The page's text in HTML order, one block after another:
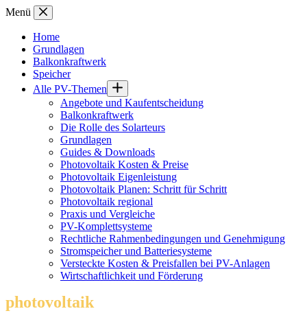
Zum
springen
Menü
Home
Grundlagen
Balkonkraftwerk
Speicher
Alle PV-Themen
Angebote und Kaufentscheidung
Balkonkraftwerk
Die Rolle des Solarteurs
Grundlagen
Guides & Downloads
Photovoltaik Kosten & Preise
Photovoltaik Eigenleistung
Photovoltaik Planen: Schritt für Schritt
Photovoltaik regional
Praxis und Vergleiche
PV-Komplettsysteme
Rechtliche Rahmenbedingungen und Genehmigung
Stromspeicher und Batteriesysteme
Versteckte Kosten & Preisfallen bei PV-Anlagen
Wirtschaftlichkeit und Förderung
photovoltaik